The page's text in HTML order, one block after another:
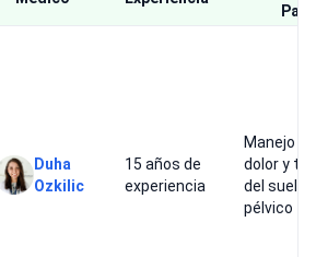
Para
Duha
Ozkilic
15 años de
experiencia
Manejo
dolor y
del suelo
pélvico